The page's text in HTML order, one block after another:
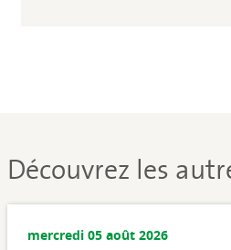
Découvrez les
mercredi 05 août 2026